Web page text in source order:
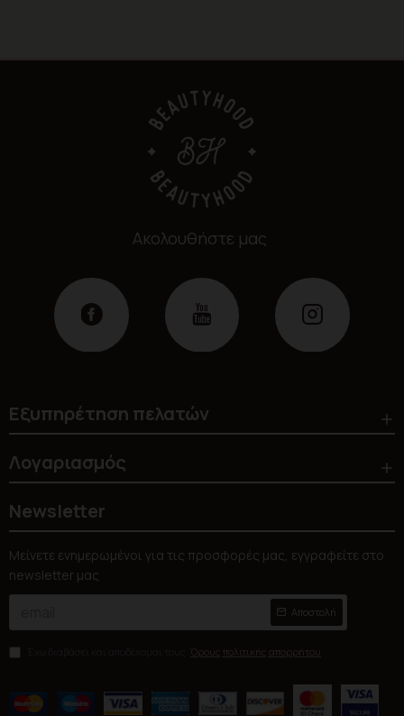
Ακολουθήστε μας
Εξυπηρέτηση πελατών
Λογαριασμός
Newsletter
Μείνετε ενημερωμένοι για τις προσφορές μας, εγγραφείτε στο
newsletter μας
Αποστολή
Όρους πολιτικής απορρήτου